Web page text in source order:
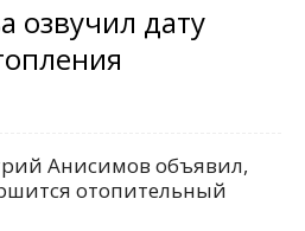
озвучил дату
Анисимов объявил,
отопительный